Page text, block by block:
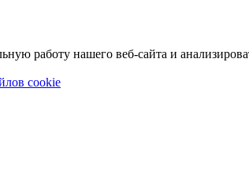
работу нашего веб-сайта и
cookie